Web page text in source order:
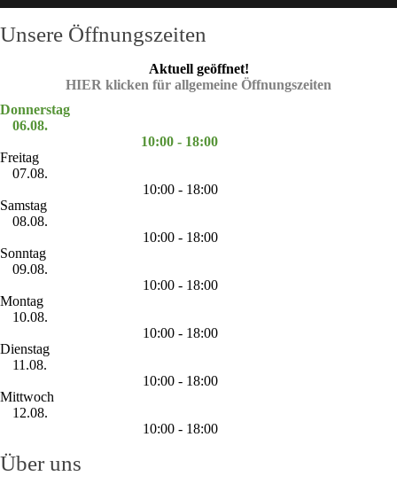
Unsere Öffnungszeiten
Aktuell geöffnet!
HIER klicken für allgemeine Öffnungszeiten
Donnerstag
06.08.
10:00 - 18:00
Freitag
07.08.
10:00 - 18:00
Samstag
08.08.
10:00 - 18:00
Sonntag
09.08.
10:00 - 18:00
Montag
10.08.
10:00 - 18:00
Dienstag
11.08.
10:00 - 18:00
Mittwoch
12.08.
10:00 - 18:00
Über uns